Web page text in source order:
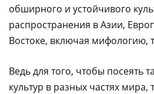
обширного и устойчивого
распространения в Азии,
Востоке, включая мифологию,
Ведь для того, чтобы посеять
культур в разных частях мира,